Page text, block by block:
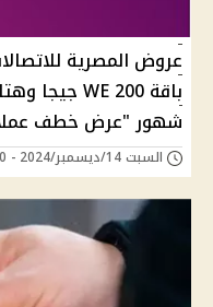
عروض المصرية
شهور "عرض خطف
السبت 14/ديسمبر/2024 - 08:00 م